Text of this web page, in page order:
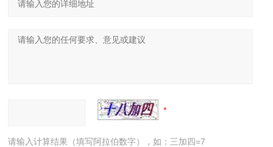
请输入计算结果（填写阿拉伯数字），如：三加四=7